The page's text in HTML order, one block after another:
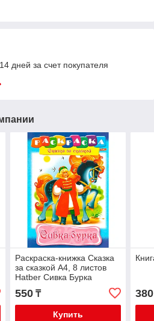
дней за счет покупателя
Раскраска-книжка Сказка
за сказкой А4, 8 листов
Hatber Сивка Бурка
550₸
Купить
380